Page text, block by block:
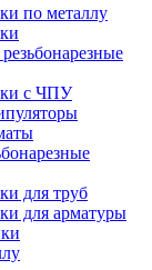
по металлу
с ЧПУ
для труб
для арматуры